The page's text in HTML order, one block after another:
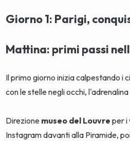
Giorno 1: Parigi,
Mattina: primi passi
Il primo giorno inizia calpestando i
con le stelle negli occhi,
Direzione museo del Louvre per i
Instagram davanti alla Piramide,